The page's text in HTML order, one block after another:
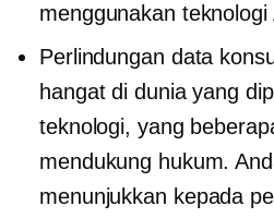
menggunakan
Perlindungan data
hangat di dunia yang
teknologi, yang
mendukung hukum.
menunjukkan kepada